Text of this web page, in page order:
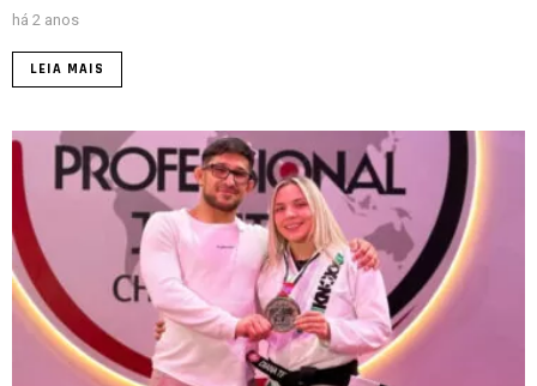
há 2 anos
LEIA MAIS